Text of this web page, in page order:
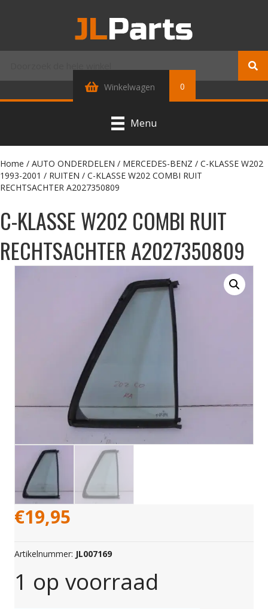
Winkelwagen 0
Menu
Home / AUTO ONDERDELEN / MERCEDES-BENZ / C-KLASSE W202
1993-2001 / RUITEN / C-KLASSE W202 COMBI RUIT
RECHTSACHTER A2027350809
C-KLASSE W202 COMBI RUIT
RECHTSACHTER A2027350809
€19,95
Artikelnummer: JL007169
1 op voorraad